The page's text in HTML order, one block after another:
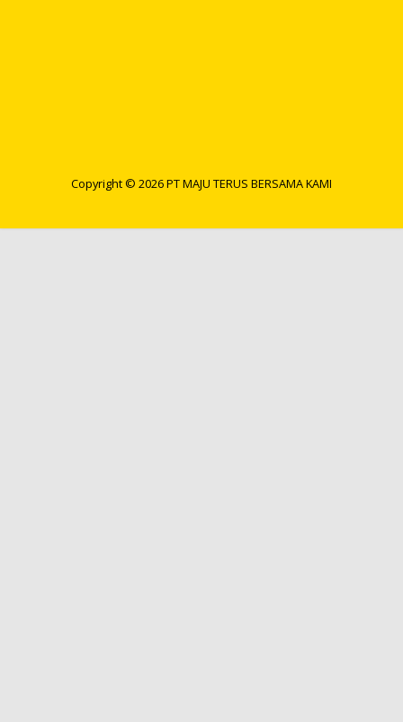
Copyright © 2026PT MAJU TERUS BERSAMA KAMI